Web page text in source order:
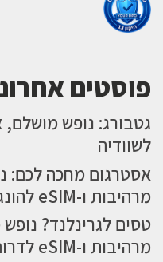
פוסטים
לשוודיה
אסטרגום מחכה לכם:
מרהיבות ו-eSIM להונגריה
טסים לגרינלנד?
מרהיבות ו-eSIM לדרום גרינלנד